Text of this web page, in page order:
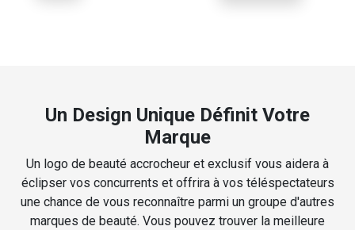
Un Design Unique Définit Votre
Marque
Un logo de beauté accrocheur et exclusif vous aidera à
éclipser vos concurrents et offrira à vos téléspectateurs
une chance de vous reconnaître parmi un groupe d'autres
marques de beauté. Vous pouvez trouver la meilleure